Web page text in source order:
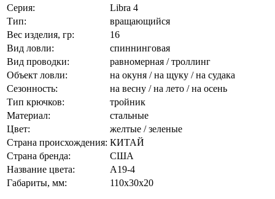
Серия:
Libra 4
Тип:
вращающийся
Вес изделия, гр:
16
Вид ловли:
спиннинговая
Вид проводки:
равномерная / троллинг
Объект ловли:
на окуня / на щуку / на судака
Сезонность:
на весну / на лето / на осень
Тип крючков:
тройник
Материал:
стальные
Цвет:
желтые / зеленые
Страна происхождения: КИТАЙ
Страна бренда:
США
Название цвета:
A19-4
Габариты, мм:
110x30x20